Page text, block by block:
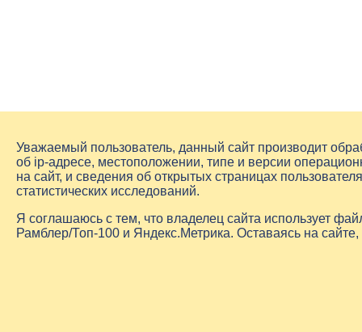
Уважаемый пользователь, данный сайт производит
об ip-адресе, местоположении, типе и версии
на сайт, и сведения об открытых страницах
статистических исследований.
Я соглашаюсь с тем, что владелец сайта использует
Рамблер/Топ-100 и Яндекс.Метрика. Оставаясь на